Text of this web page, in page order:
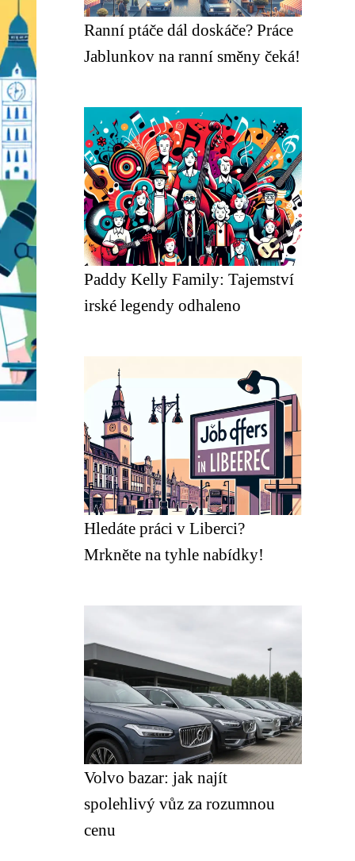
Ranní ptáče dál doskáče? Práce
Jablunkov na ranní směny čeká!
Paddy Kelly Family: Tajemství
irské legendy odhaleno
Hledáte práci v Liberci?
Mrkněte na tyhle nabídky!
Volvo bazar: jak najít
spolehlivý vůz za rozumnou
cenu